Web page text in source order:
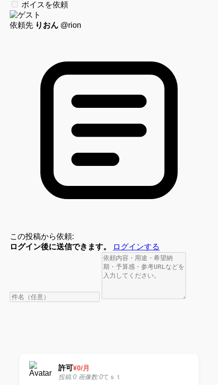
ボイスを依頼
依頼先 りおん @rion
この投稿から依頼:
ログイン後に送信できます。
ログインする
許可¥0/月
投稿:0 画像数:0てｓｔ